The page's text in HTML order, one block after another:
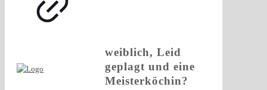
weiblich, Leid
geplagt und eine
Meisterköchin?